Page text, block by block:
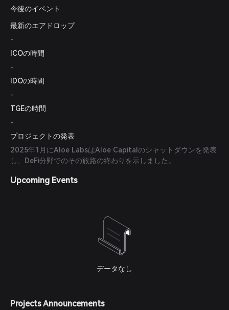
Aloe LabsはAloe Capitalのシャットダウンを発表しました。
今後のイベント
最新のエアドロップ
-
ICOの時間
-
IDOの時間
-
TGEの時間
-
プロジェクトの発表
2025年1月にAloe LabsはAloe Capitalのシャットダウンを発表
し、DeFi分野でのその旅路の終わりを示しました。
Upcoming Events
データなし
Projects Announcements